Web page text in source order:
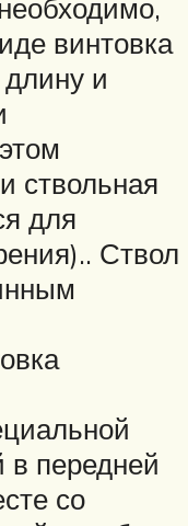
винтовка
и
ствольная
для
Ствол
в передней
со